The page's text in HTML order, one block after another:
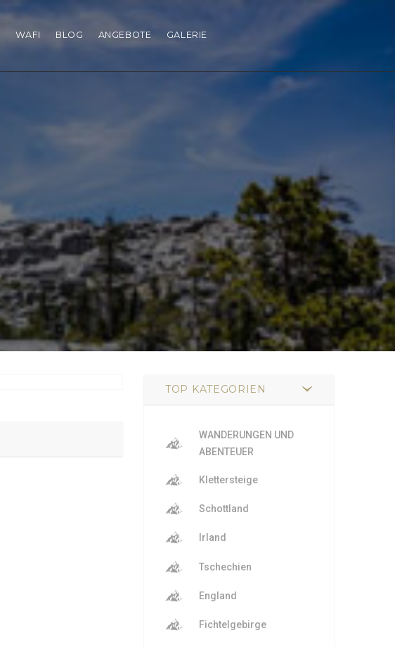
WAFI BLOG ANGEBOTE GALERIE
TOP KATEGORIEN
WANDERUNGEN UND
ABENTEUER
Klettersteige
Schottland
Irland
Tschechien
England
Fichtelgebirge